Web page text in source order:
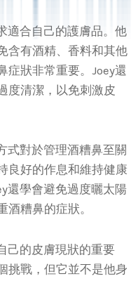
適合自己的護膚品。他
含有酒精、香料和其他
症狀非常重要。Joey還
度清潔，以免刺激皮
式對於管理酒糟鼻至關
良好的作息和維持健康
還學會避免過度曬太陽
糟鼻的症狀。
己的皮膚現狀的重要
挑戰，但它並不是他身